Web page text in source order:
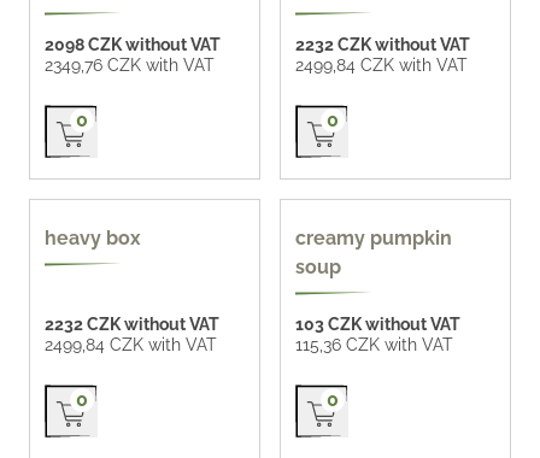
2098 CZK without VAT
2349,76 CZK with VAT
Přidat do košíku
0
2232 CZK without VAT
2499,84 CZK with VAT
Přidat do košíku
0
heavy box
2232 CZK without VAT
2499,84 CZK with VAT
Přidat do košíku
0
creamy pumpkin
soup
103 CZK without VAT
115,36 CZK with VAT
Přidat do košíku
0